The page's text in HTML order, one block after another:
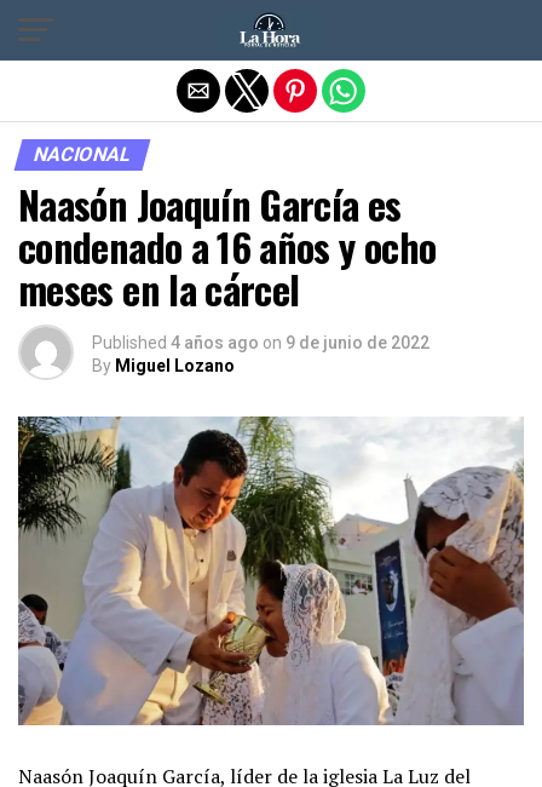
NACIONAL
Naasón Joaquín García es
condenado a 16 años y ocho
meses en la cárcel
Published 4 años ago on 9 de junio de 2022
By Miguel Lozano
Naasón Joaquín García, líder de la iglesia La Luz del
Salir de la versión móvil